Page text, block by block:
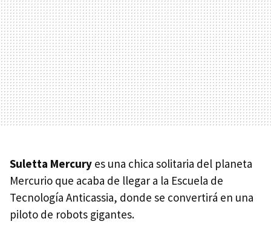
Suletta Mercury es una chica solitaria del planeta
Mercurio que acaba de llegar a la Escuela de
Tecnología Anticassia, donde se convertirá en una
piloto de robots gigantes.